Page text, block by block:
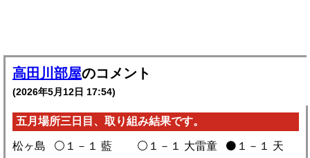
高田川部屋のコメント
(2026年5月12日 17:54)
五月場所三日目、取り組み結果です。
松ヶ島 ⚪️１－１ 藍 ⚪️１－１ 大雷童 ⚫️１－１ 天